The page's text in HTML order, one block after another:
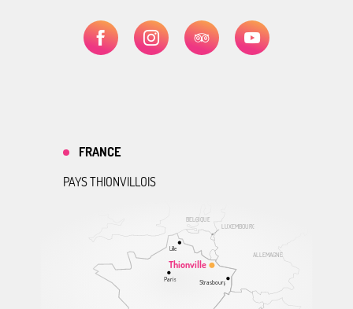
ALLEMAGNE
BELGIQUE
LUXEMBOURG
Thionville
Lille
Paris Strasbourg
FRANCE
PAYS THIONVILLOIS